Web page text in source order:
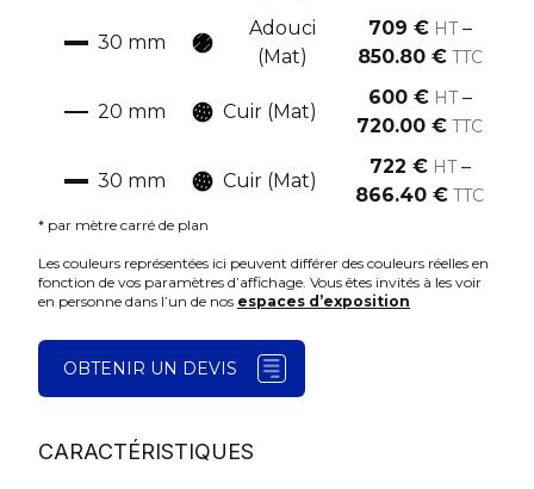
30 mm
Adouci
(Mat)
709 € HT –
850.80€ TTC
20 mm Cuir (Mat)
600€ HT –
720.00 € TTC
30 mm Cuir (Mat)
722 € HT –
866.40 € TTC
* par mètre carré de plan
Les couleurs représentées ici peuvent différer des couleurs réelles en
fonction de vos paramètres d’affichage. Vous êtes invités à les voir
en personne dans l’un de nos espaces d’exposition
OBTENIR UN DEVIS
CARACTÉRISTIQUES